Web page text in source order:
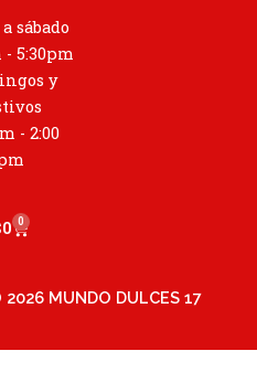
sábado
- 5:30pm
y
- 2:00
0 0
Cart
MUNDO DULCES 17